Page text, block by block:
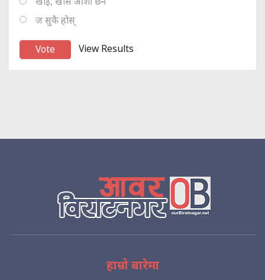
ज सुकै होस्
View Results
हाम्रो बारेमा